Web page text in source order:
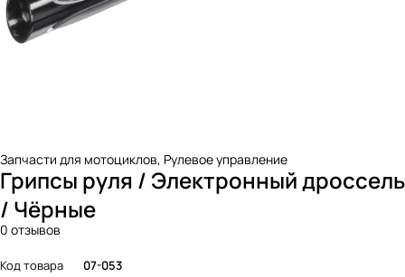
Запчасти для мотоциклов, Рулевое управление
Грипсы руля / Электронный дроссель
/ Чёрные
0 отзывов
Код товара
07-053